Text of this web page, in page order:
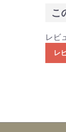
こ
レビ
レ